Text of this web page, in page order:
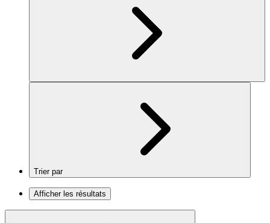
Trier par
Afficher les résultats